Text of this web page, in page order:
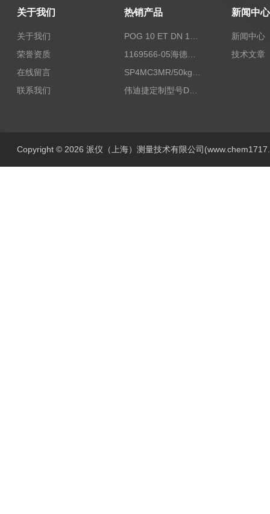
关于我们
关于我们
荣誉资质
在线留言
联系我们
热销产品
1169566-05海德汉西门子编码器现货
伟迪捷定制型号DHM506-5000-002
新闻中心
新闻中心
技术文章
Copyright © 2026 派仪（上海）测量技术有限公司